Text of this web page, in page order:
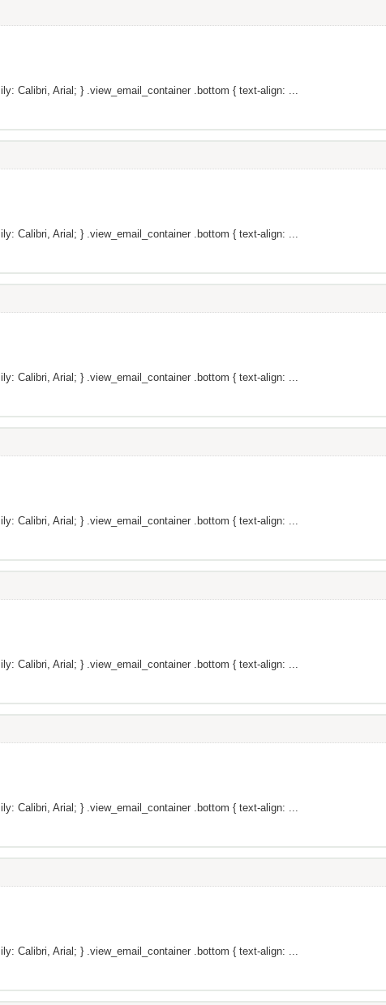
Calibri, Arial; } .view_email_container .bottom { text-align: ...
Calibri, Arial; } .view_email_container .bottom { text-align: ...
Calibri, Arial; } .view_email_container .bottom { text-align: ...
Calibri, Arial; } .view_email_container .bottom { text-align: ...
Calibri, Arial; } .view_email_container .bottom { text-align: ...
Calibri, Arial; } .view_email_container .bottom { text-align: ...
Calibri, Arial; } .view_email_container .bottom { text-align: ...